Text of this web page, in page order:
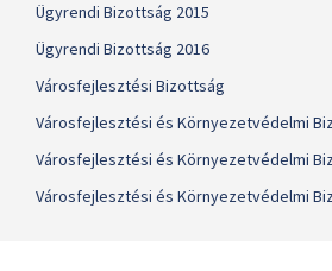
Ügyrendi Bizottság 2015
Ügyrendi Bizottság 2016
Városfejlesztési Bizottság
Városfejlesztési és Környezetvédelmi
Városfejlesztési és Környezetvédelmi
Városfejlesztési és Környezetvédelmi